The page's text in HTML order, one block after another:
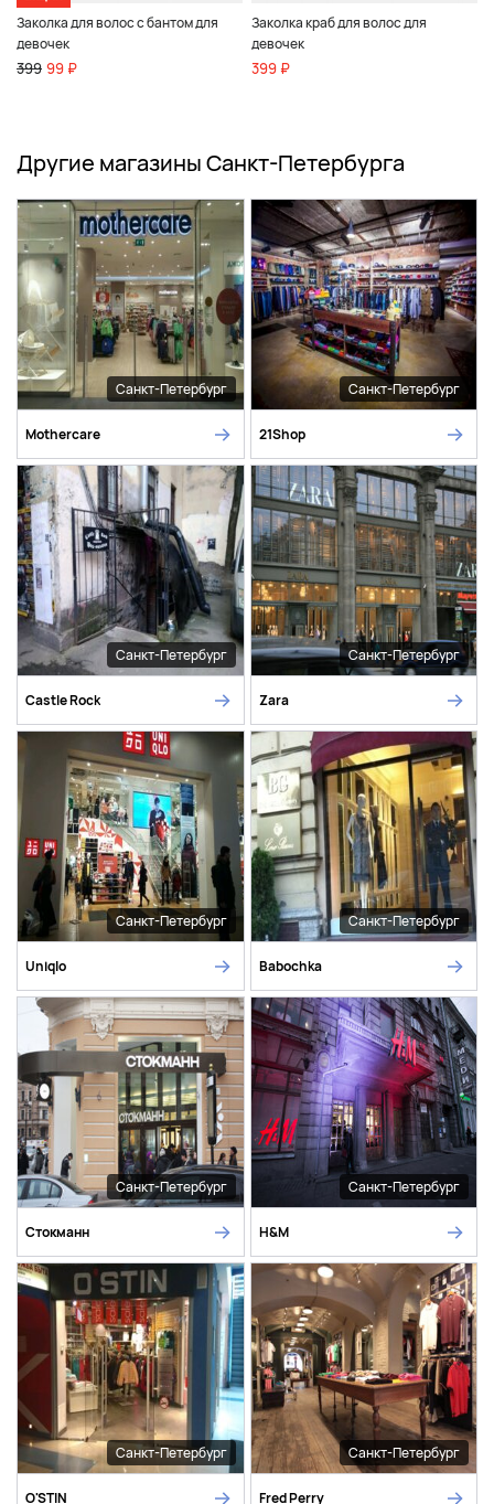
Заколка для волос с бантом для
девочек
399 99 ₽
Заколка краб для волос для
девочек
399 ₽
Другие магазины Санкт-Петербурга
Санкт-Петербург
Mothercare
Санкт-Петербург
21Shop
Санкт-Петербург
Castle Rock
Санкт-Петербург
Zara
Санкт-Петербург
Uniqlo
Санкт-Петербург
Babochka
Санкт-Петербург
Стокманн
Санкт-Петербург
H&M
Санкт-Петербург
O'STIN
Санкт-Петербург
Fred Perry